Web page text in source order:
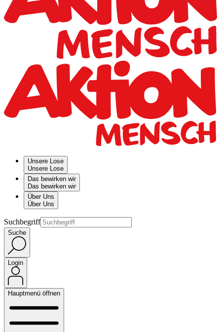
Unsere Lose
Unsere Lose
Das bewirken wir
Das bewirken wir
Über Uns
Über Uns
Suchbegriff
Suche
Login
Hauptmenü öffnen